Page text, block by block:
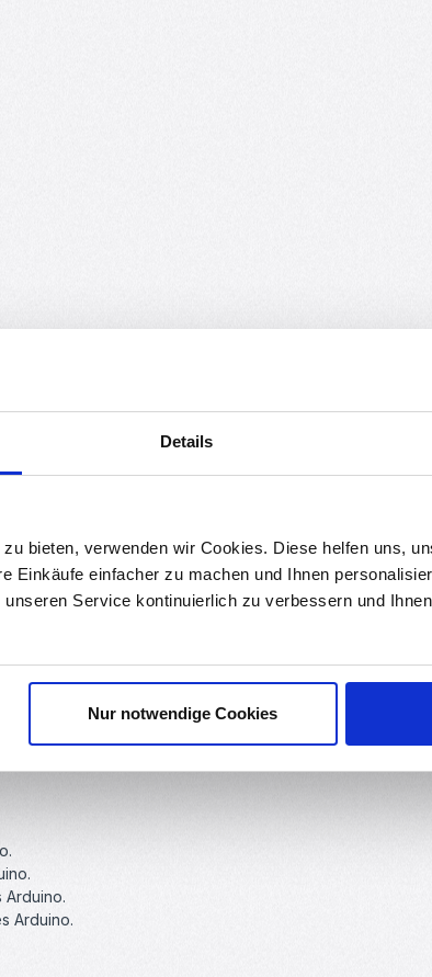
Details
bieten, verwenden wir Cookies. Diese helfen uns,
Einkäufe einfacher zu machen und Ihnen
Service kontinuierlich zu verbessern und
Nur notwendige Cookies
von 4.88 von 5 Sternen
Durchschnittliche Bewertung von 4.92 von
Regulärer Preis:
0,99 €
Arduino.
Arduino.